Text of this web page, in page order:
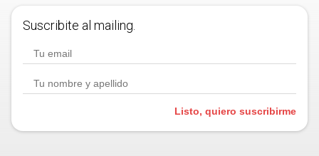
Suscribite al mailing.
Listo, quiero suscribirme